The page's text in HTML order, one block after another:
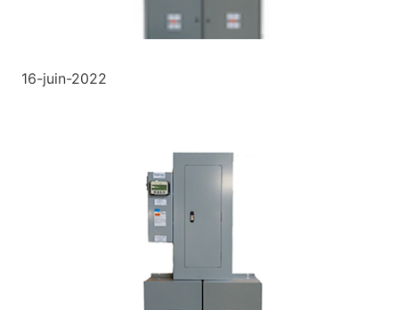
16-juin-2022